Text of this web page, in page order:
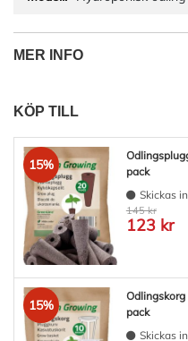
MER INFO
KÖP TILL
15%
pack
Skickas
145 kr
123 kr
15%
pack
Skickas